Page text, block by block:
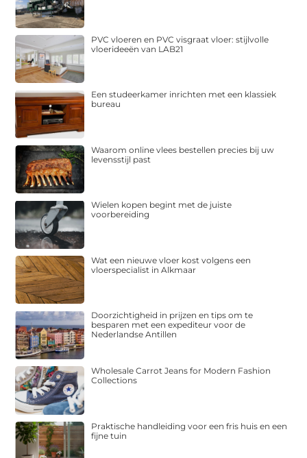
PVC vloeren en PVC visgraat vloer: stijlvolle
vloerideeën van LAB21
Een studeerkamer inrichten met een klassiek
bureau
Waarom online vlees bestellen precies bij uw
levensstijl past
Wielen kopen begint met de juiste
voorbereiding
Wat een nieuwe vloer kost volgens een
vloerspecialist in Alkmaar
Doorzichtigheid in prijzen en tips om te
besparen met een expediteur voor de
Nederlandse Antillen
Wholesale Carrot Jeans for Modern Fashion
Collections
Praktische handleiding voor een fris huis en een
fijne tuin